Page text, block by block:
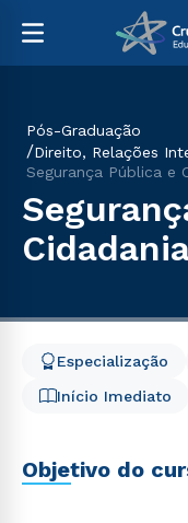
Pós-Graduação
Direito, Relações
Segurança Pública e
Início Imediato
Especialização
Objetivo do